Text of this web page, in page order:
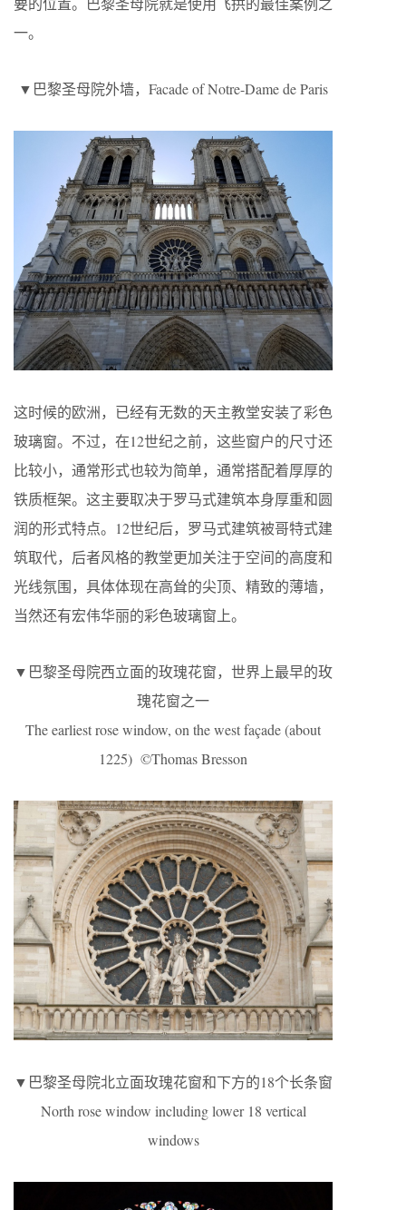
一。
▼巴黎圣母院外墙，Facade of Notre-Dame de Paris
这时候的欧洲，已经有无数的天主教堂安装了彩色
玻璃窗。不过，在12世纪之前，这些窗户的尺寸还
比较小，通常形式也较为简单，通常搭配着厚厚的
铁质框架。这主要取决于罗马式建筑本身厚重和圆
润的形式特点。12世纪后，罗马式建筑被哥特式建
筑取代，后者风格的教堂更加关注于空间的高度和
光线氛围，具体体现在高耸的尖顶、精致的薄墙，
当然还有宏伟华丽的彩色玻璃窗上。
▼巴黎圣母院西立面的玫瑰花窗，世界上最早的玫
瑰花窗之一
The earliest rose window, on the west façade (about
1225) ©Thomas Bresson
▼巴黎圣母院北立面玫瑰花窗和下方的18个长条窗
North rose window including lower 18 vertical
windows